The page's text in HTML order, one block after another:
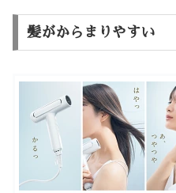
髪がからまりやすい